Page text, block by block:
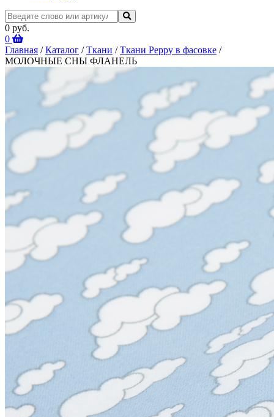
0 руб.
0
Главная /Каталог /Ткани /Ткани Peppy в фасовке /
МОЛОЧНЫЕ СНЫ ФЛАНЕЛЬ